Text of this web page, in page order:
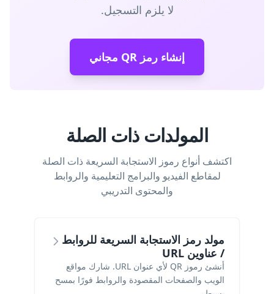
لا يلزم التسجيل.
إنشاء رمز QR مجاني
المولدات ذات الصلة
اكتشف أنواع رموز الاستجابة السريعة ذات الصلة
لمقاطع الفيديو والبرامج التعليمية والروابط
والمحتوى التدريبي
مولد رمز الاستجابة السريعة للروابط
/ عناوين URL
أنشئ رموز QR لأي عنوان URL. شارك مواقع
الويب والصفحات المقصودة والروابط فورًا بمسح